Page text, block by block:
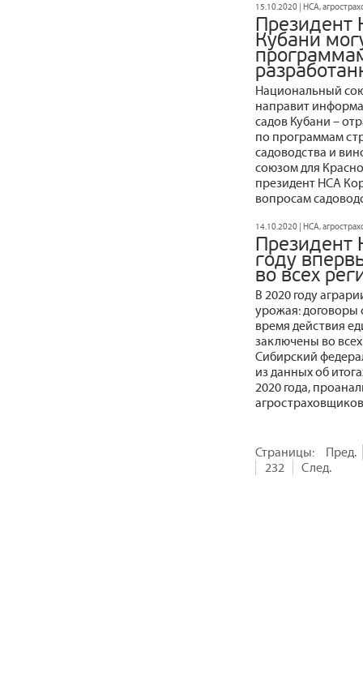
15.10.2020 | НСА,
Президент
Кубани
Национальный
направит
садов Кубани –
по программам
садоводства и
союзом для
президент НСА
вопросам
14.10.2020 | НСА,
Президент
году
во всех
В 2020 году
урожая: договоры
время действия
заключены во
Сибирский
из данных об
2020 года,
Страницы:
Пред.
232
След.